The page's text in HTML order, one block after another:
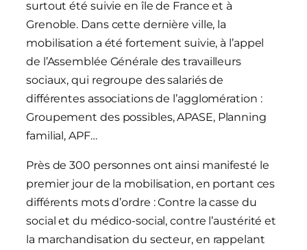
surtout été suivie en île de France et à
Grenoble. Dans cette dernière ville, la
mobilisation a été fortement suivie, à l’appel
de l’Assemblée Générale des travailleurs
sociaux, qui regroupe des salariés de
différentes associations de l’agglomération :
Groupement des possibles, APASE, Planning
familial, APF…
Près de 300 personnes ont ainsi manifesté le
premier jour de la mobilisation, en portant ces
différents mots d’ordre : Contre la casse du
social et du médico-social, contre l’austérité et
la marchandisation du secteur, en rappelant